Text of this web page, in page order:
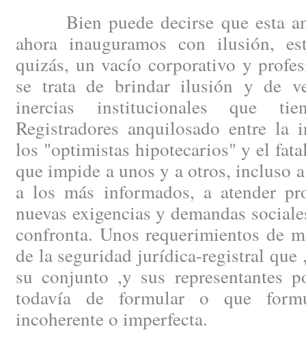
Bien puede decirse que esta
ahora inauguramos con ilusión,
quizás, un vacío corporativo y
se trata de brindar ilusión y de
inercias institucionales que
Registradores anquilosado entre la
los "optimistas hipotecarios" y el
que impide a unos y a otros, incluso
a los más informados, a atender
nuevas exigencias y demandas
confronta. Unos requerimientos de
de la seguridad jurídica-registral que
su conjunto ,y sus representantes
todavía de formular o que
incoherente o imperfecta.